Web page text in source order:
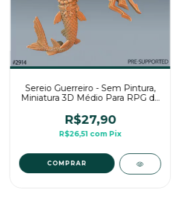
Sereio Guerreiro - Sem Pintura,
Miniatura 3D Médio Para RPG de
R$27,90
R$26,51 com Pix
COMPRAR